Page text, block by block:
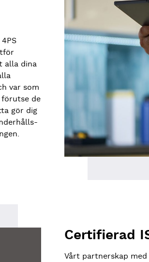
alla dina
var som
förutse de
gör dig
Certifierad
Vårt partnerskap